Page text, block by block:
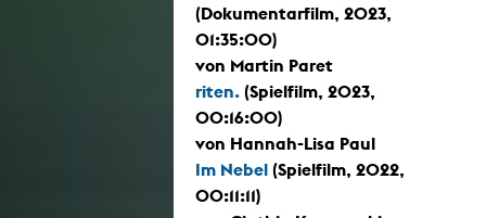
(Dokumentarfilm, 2023,
01:35:00)
von Martin Paret
riten. (Spielfilm, 2023,
00:16:00)
von Hannah-Lisa Paul
Im Nebel (Spielfilm, 2022,
00:11:11)